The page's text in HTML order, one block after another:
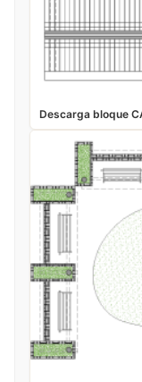
Descarga bloque